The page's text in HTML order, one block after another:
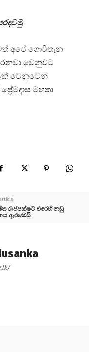
අපේ ගොවිතැන
වෙනුවට
වෙනුවෙන්
මහතා
රාජපක්ෂට එරෙහි නඩු
ඇරඹෙයි